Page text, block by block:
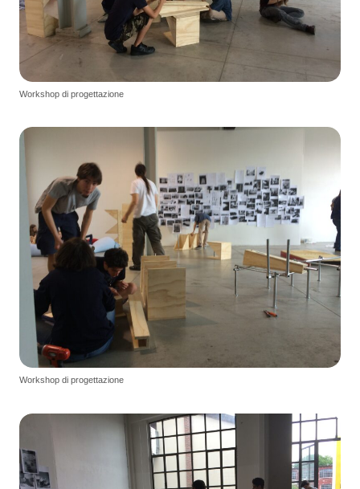
Workshop di progettazione
Workshop di progettazione